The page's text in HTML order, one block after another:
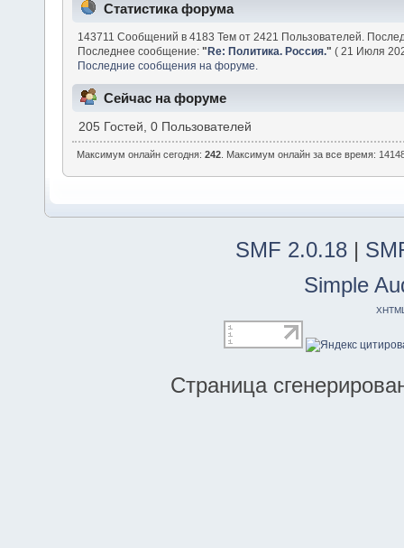
Статистика форума
143711 Сообщений в 4183 Тем от 2421 Пользователей.
Последнее сообщение:"Re: Политика. Россия." ( 21 Июля
Последние сообщения на форуме.
Сейчас на форуме
205 Гостей, 0 Пользователей
Максимум онлайн сегодня:242 . Максимум онлайн за все время:
SMF 2.0.18 |
Simple
Страница